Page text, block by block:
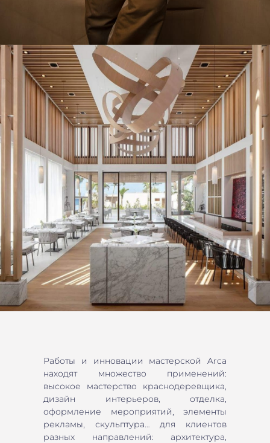
Работы и инновации мастерской Arca
находят множество применений:
высокое мастерство краснодеревщика,
дизайн интерьеров, отделка,
оформление мероприятий, элементы
рекламы, скульптура… для клиентов
разных направлений: архитектура,